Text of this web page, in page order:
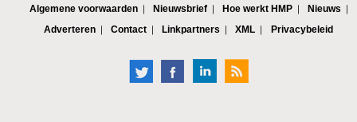
Algemene voorwaarden Nieuwsbrief Hoe werkt HMP
Nieuws
Adverteren
Contact Linkpartners XML Privacybeleid